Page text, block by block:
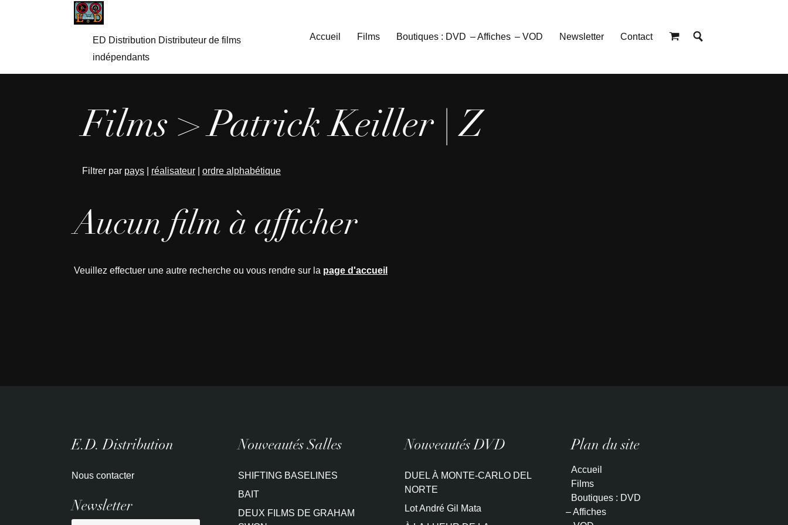
ED Distribution Distributeur de films
indépendants
Accueil Films Boutiques : DVD – Affiches – VOD Newsletter Contact
Films > Patrick Keiller | Z
Filtrer par pays réalisateur ordre alphabétique
Aucun film à afficher
Veuillez effectuer une autre recherche ou vous rendre sur la page d'accueil
E.D. Distribution
Nous contacter
Newsletter
Nouveautés Salles
SHIFTING BASELINES
BAIT
DEUX FILMS DE GRAHAM
Nouveautés DVD
DUEL À MONTE-CARLO DEL
NORTE
Lot André Gil Mata
Plan du site
Accueil
Films
Boutiques : DVD
– Affiches